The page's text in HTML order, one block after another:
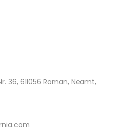
36, 611056 Roman, Neamt,